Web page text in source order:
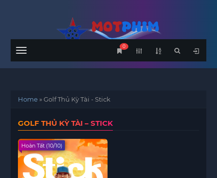
Menu
0
Home»Golf Thủ Kỳ Tài - Stick
GOLF THỦ KỲ TÀI – STICK
Hoàn Tất (10/10)